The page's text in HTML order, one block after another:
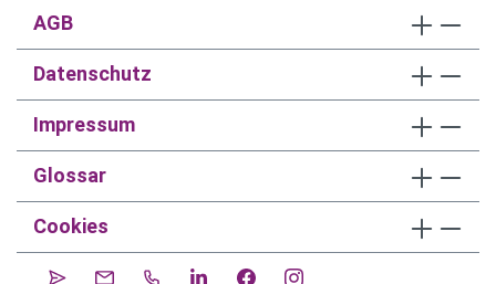
AGB
Datenschutz
Impressum
Glossar
Cookies